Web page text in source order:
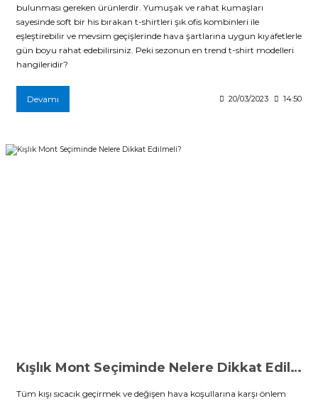
bulunması gereken ürünlerdir. Yumuşak ve rahat kumaşları
sayesinde soft bir his bırakan t-shirtleri şık ofis kombinleri ile
eşleştirebilir ve mevsim geçişlerinde hava şartlarına uygun kıyafetlerle
gün boyu rahat edebilirsiniz. Peki sezonun en trend t-shirt modelleri
hangileridir?
Devamı 20/03/2023 14:50
Kışlık Mont Seçiminde Nelere Dikkat Edilmeli?
Tüm kışı sıcacık geçirmek ve değişen hava koşullarına karşı önlem